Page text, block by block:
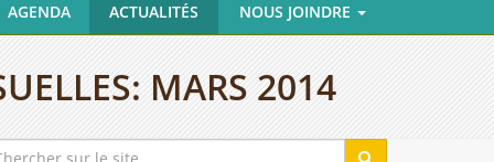
AGENDA ACTUALITÉS NOUS JOINDRE
MARS 2014